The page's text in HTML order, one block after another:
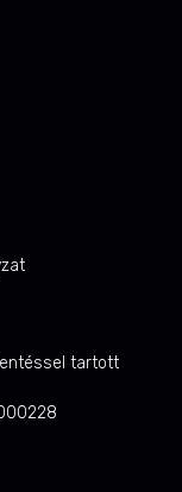
tartott